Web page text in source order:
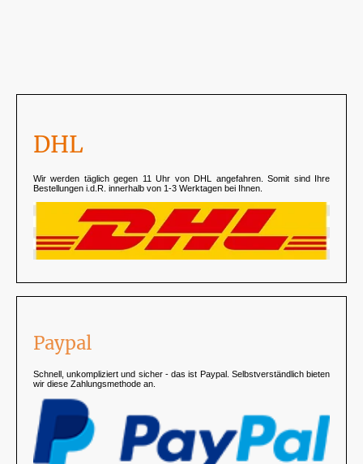
DHL
Wir werden täglich gegen 11 Uhr von DHL angefahren. Somit sind Ihre
Bestellungen i.d.R. innerhalb von 1-3 Werktagen bei Ihnen.
Paypal
Schnell, unkompliziert und sicher - das ist Paypal. Selbstverständlich bieten
wir diese Zahlungsmethode an.